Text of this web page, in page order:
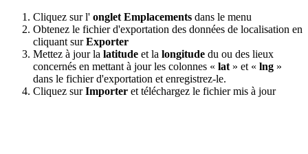
Cliquez sur l' onglet Emplacements dans le menu
Obtenez le fichier d'exportation des données de localisation en
cliquant surExporter
Mettez à jour la latitude et la longitude du ou des lieux
concernés en mettant à jour les colonnes « lat » et « lng »
dans le fichier d'exportation et enregistrez-le.
Cliquez surImporter et téléchargez le fichier mis à jour